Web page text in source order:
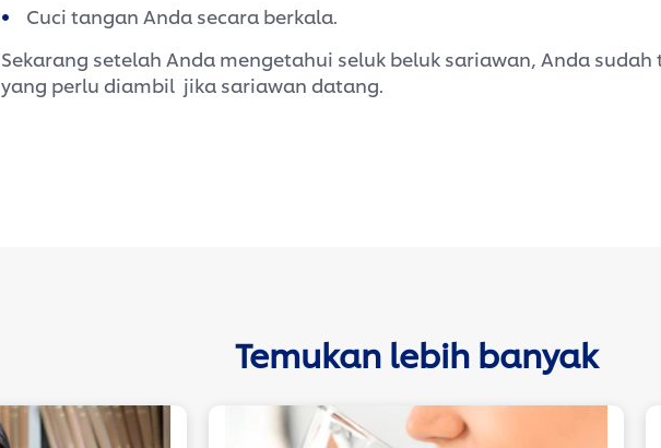
Cuci tangan Anda secara berkala.
Sekarang setelah Anda mengetahui seluk beluk sariawan, Anda
yang perlu diambil jika sariawan datang.
Temukan lebih banyak